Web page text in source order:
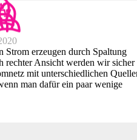
erzeugen durch Spaltung
rechter Ansicht werden wir sicher
mit unterschiedlichen
man dafür ein paar wenige